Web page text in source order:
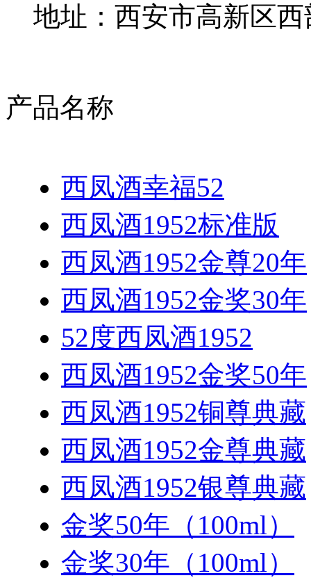
地址：西安市高新区西
产品名称
西凤酒幸福52
西凤酒1952标准版
西凤酒1952金尊20年
西凤酒1952金奖30年
52度西凤酒1952
西凤酒1952金奖50年
西凤酒1952铜尊典藏
西凤酒1952金尊典藏
西凤酒1952银尊典藏
金奖50年（100ml）
金奖30年（100ml）